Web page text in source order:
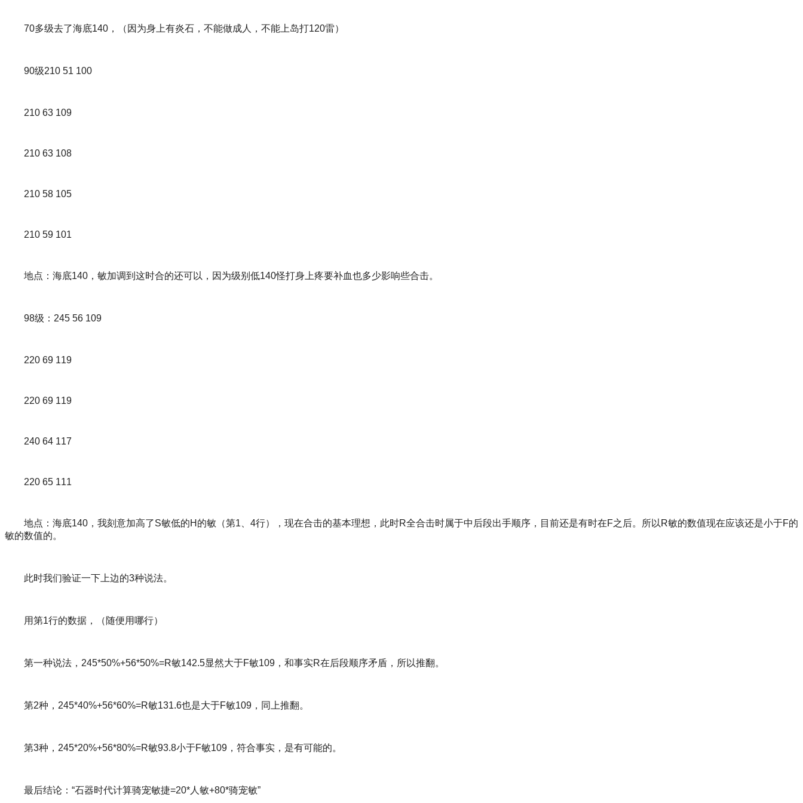
70多级去了海底140，（因为身上有炎石，不能做成人，不能上岛打120雷）
90级210 51 100
210 63 109
210 63 108
210 58 105
210 59 101
地点：海底140，敏加调到这时合的还可以，因为级别低140怪打身上疼要补血也多少影响些合击。
98级：245 56 109
220 69 119
220 69 119
240 64 117
220 65 111
地点：海底140，我刻意加高了S敏低的H的敏（第1、4行），现在合击的基本理想，此时R全合击时属于中后段出手顺序，目前还是有时在F之后。所以R敏的数值现在应该还是小于F的
敏的数值的。
此时我们验证一下上边的3种说法。
用第1行的数据，（随便用哪行）
第一种说法，245*50%+56*50%=R敏142.5显然大于F敏109，和事实R在后段顺序矛盾，所以推翻。
第2种，245*40%+56*60%=R敏131.6也是大于F敏109，同上推翻。
第3种，245*20%+56*80%=R敏93.8小于F敏109，符合事实，是有可能的。
最后结论：“石器时代计算骑宠敏捷=20*人敏+80*骑宠敏”